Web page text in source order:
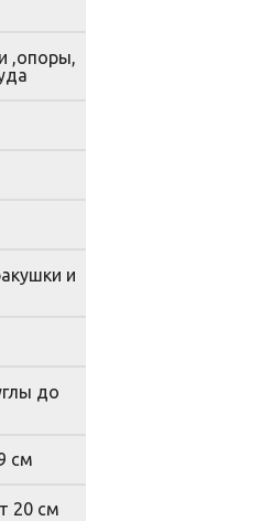
,опоры,
и
до
см
20 см